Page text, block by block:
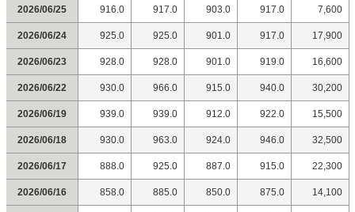
2026/06/25 916.0 917.0 903.0 917.0 7,600
2026/06/24 925.0 925.0 901.0 917.0 17,900
2026/06/23 928.0 928.0 901.0 919.0 16,600
2026/06/22 930.0 966.0 915.0 940.0 30,200
2026/06/19 939.0 939.0 912.0 922.0 15,500
2026/06/18 930.0 963.0 924.0 946.0 32,500
2026/06/17 888.0 925.0 887.0 915.0 22,300
2026/06/16 858.0 885.0 850.0 875.0 14,100